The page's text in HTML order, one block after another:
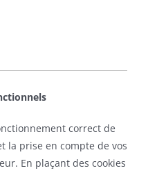
correct de
la prise en compte de vos
En plaçant des cookies